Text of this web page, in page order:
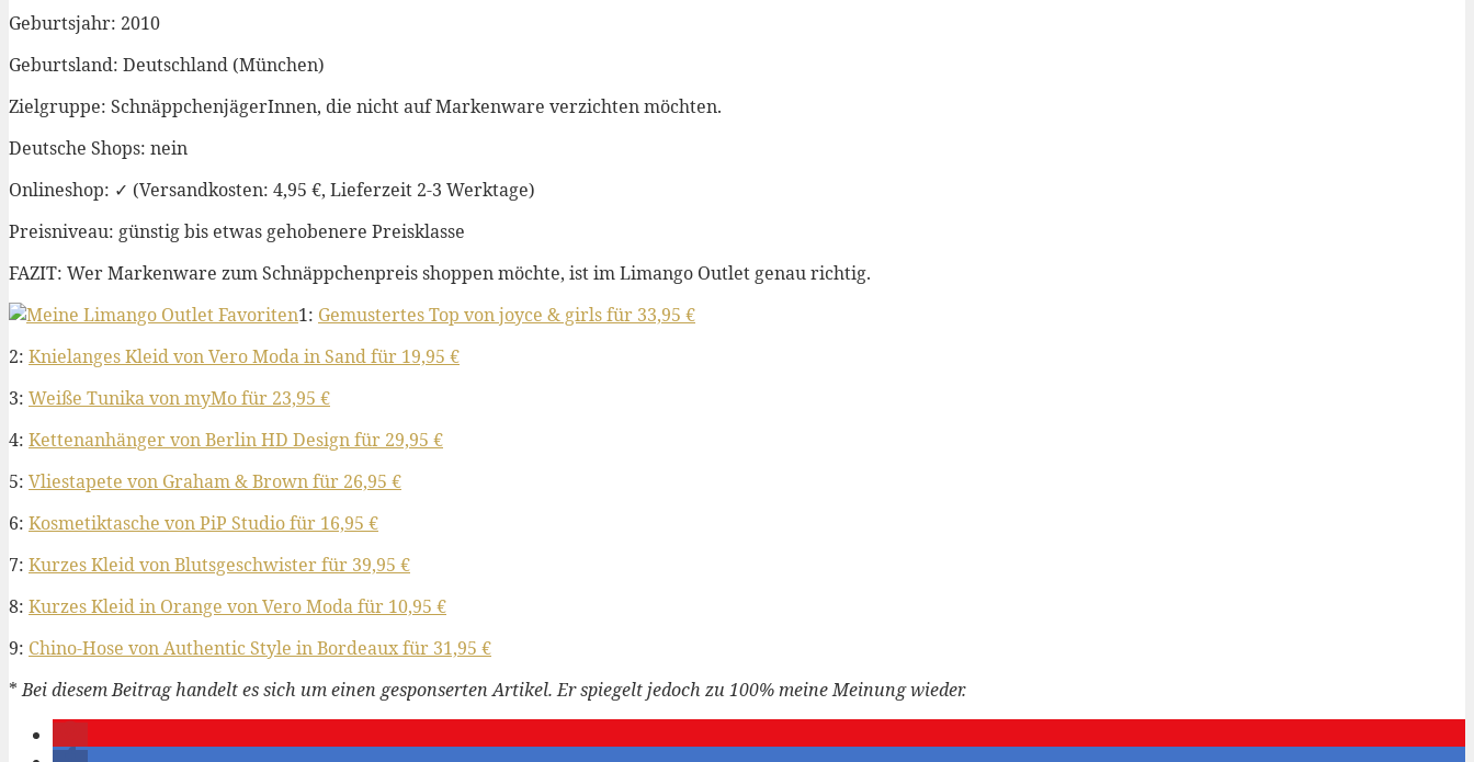
Geburtsjahr: 2010
Geburtsland: Deutschland (München)
Zielgruppe: SchnäppchenjägerInnen, die nicht auf Markenware verzichten möchten.
Deutsche Shops: nein
Onlineshop: ✓ (Versandkosten: 4,95 €, Lieferzeit 2-3 Werktage)
Preisniveau: günstig bis etwas gehobenere Preisklasse
FAZIT: Wer Markenware zum Schnäppchenpreis shoppen möchte, ist im Limango Outlet genau richtig.
1: Gemustertes Top von joyce & girls für 33,95 €
2: Knielanges Kleid von Vero Moda in Sand für 19,95 €
3: Weiße Tunika von myMo für 23,95 €
4: Kettenanhänger von Berlin HD Design für 29,95 €
5: Vliestapete von Graham & Brown für 26,95 €
6: Kosmetiktasche von PiP Studio für 16,95 €
7: Kurzes Kleid von Blutsgeschwister für 39,95 €
8: Kurzes Kleid in Orange von Vero Moda für 10,95 €
9: Chino-Hose von Authentic Style in Bordeaux für 31,95 €
*Bei diesem Beitrag handelt es sich um einen gesponserten Artikel. Er spiegelt jedoch zu 100% meine Meinung wieder.